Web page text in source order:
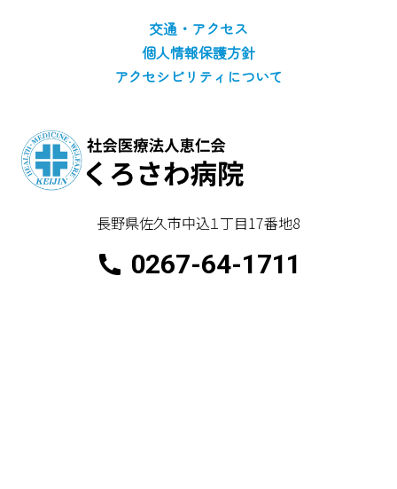
交通・アクセス
個人情報保護方針
アクセシビリティについて
長野県佐久市中込１丁目17番地8
0267-64-1711